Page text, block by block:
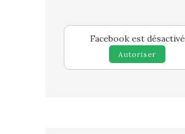
Facebook est désactivé
Autoriser